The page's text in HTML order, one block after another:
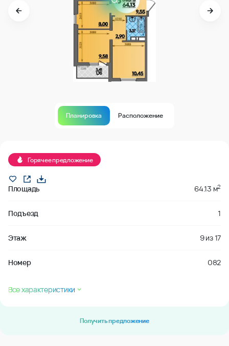
Планировка Расположение
Горячее предложение
Площадь 64.13 м2
Подъезд 1
Этаж 9из17
Номер 082
Все характеристики
Получить предложение